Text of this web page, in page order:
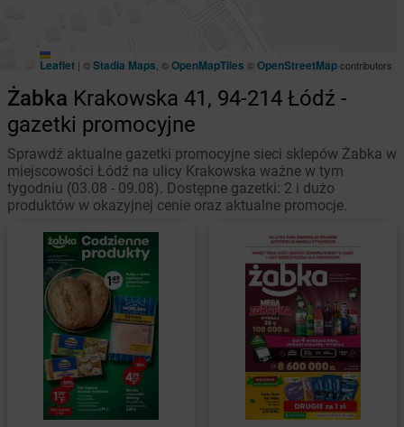
Leaflet | ©Stadia Maps , ©OpenMapTiles ©OpenStreetMapcontributors
Żabka Krakowska 41, 94-214 Łódź -
gazetki promocyjne
Sprawdź aktualne gazetki promocyjne sieci sklepów Żabka w
miejscowości Łódź na ulicy Krakowska ważne w tym
tygodniu (03.08 - 09.08). Dostępne gazetki: 2 i dużo
produktów w okazyjnej cenie oraz aktualne promocje.